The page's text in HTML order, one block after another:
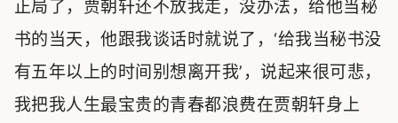
正局了，贾朝轩还不放我走，没办法，给他当秘
书的当天，他跟我谈话时就说了，‘给我当秘书没
有五年以上的时间别想离开我’，说起来很可悲，
我把我人生最宝贵的青春都浪费在贾朝轩身上